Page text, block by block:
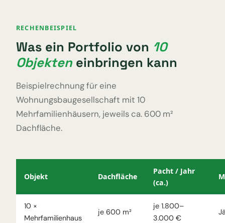
RECHENBEISPIEL
Was ein Portfolio von 10
Objekteneinbringen kann
Beispielrechnung für eine
Wohnungsbaugesellschaft mit 10
Mehrfamilienhäusern, jeweils ca. 600 m²
Dachfläche.
Objekt Dachfläche
Pacht / Jahr
(ca.)
10 ×
Mehrfamilienhaus
je 600 m²
je 1.800–
3.000 €